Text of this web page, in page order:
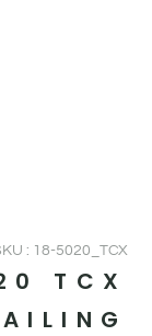
: 18-5020_TCX
TCX